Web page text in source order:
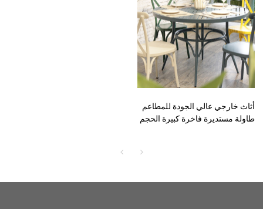
أثاث خارجي عالي الجودة للمطاعم
طاولة مستديرة فاخرة كبيرة الحجم